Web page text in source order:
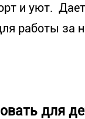
и уют.
работы за
для